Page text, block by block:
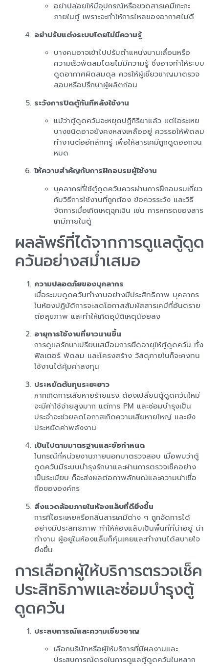
อย่าปล่อยให้มีอุปกรณ์หรือขวดสารเคมีเกะกะ
ภายในตู้ เพราะจะทำให้การไหลของอากาศไม่ดี
อย่าปรับแต่งระบบโดยไม่มีความรู้
บางคนอาจเข้าไปปรับตำแหน่งบานเลื่อนหรือ
ความเร็วพัดลมโดยไม่มีความรู้ ซึ่งอาจทำให้ระบบ
ดูดอากาศผิดสมดุล ควรให้ผู้เชี่ยวชาญมาตรวจ
สอบหรือปรึกษาผู้ผลิตก่อน
ระวังการปิดตู้ทันทีหลังใช้งาน
แม้ว่าตู้ดูดควันจะหยุดปฏิกิริยาแล้ว แต่ไอระเหย
บางชนิดอาจยังคงหลงเหลืออยู่ ควรรอให้พัดลม
ทำงานต่ออีกสักครู่ เพื่อให้สารเคมีถูกดูดออกจน
หมด
ให้ความสำคัญกับการฝึกอบรมผู้ใช้งาน
บุคลากรที่ใช้ตู้ดูดควันควรผ่านการฝึกอบรมเกี่ยว
กับวิธีการใช้งานที่ถูกต้อง ข้อควรระวัง และวิธี
จัดการเมื่อเกิดเหตุฉุกเฉิน เช่น การหกรดของสาร
เคมีภายในตู้
ผลลัพธ์ที่ได้จากการดูแลตู้ดูด
ควันอย่างสม่ำเสมอ
ความปลอดภัยของบุคลากร
เมื่อระบบดูดควันทำงานอย่างมีประสิทธิภาพ บุคลากร
ในห้องปฏิบัติการจะลดโอกาสสัมผัสสารเคมีที่อันตราย
ต่อสุขภาพ และทำให้เกิดอุบัติเหตุน้อยลง
อายุการใช้งานที่ยาวนานขึ้น
การดูแลรักษาเปรียบเสมือนการยืดอายุให้ตู้ดูดควัน ทั้ง
ฟิลเตอร์ พัดลม และโครงสร้าง วัสดุภายในก็จะคงทน
ใช้งานได้คุ้มค่าลงทุน
ประหยัดต้นทุนระยะยาว
หากเกิดการเสียหายร้ายแรง ต้องเปลี่ยนตู้ดูดควันใหม่
จะมีค่าใช้จ่ายสูงมาก แต่การ PM และซ่อมบำรุงเป็น
ประจำจะช่วยลดโอกาสเกิดความเสียหายใหญ่ และยัง
ประหยัดค่าพลังงาน
เป็นไปตามมาตรฐานและข้อกำหนด
ในกรณีที่หน่วยงานภายนอกมาตรวจสอบ เมื่อพบว่าตู้
ดูดควันมีระบบบำรุงรักษาและผ่านการตรวจเช็คอย่าง
เป็นระเบียบ ก็จะส่งผลต่อภาพลักษณ์และความน่าเชื่อ
ถือขององค์กร
สิ่งแวดล้อมภายในห้องแล็บที่ดียิ่งขึ้น
การที่ไอระเหยหรือกลิ่นสารเคมีต่าง ๆ ถูกจัดการได้
อย่างมีประสิทธิภาพ ทำให้ห้องแล็บเป็นพื้นที่ที่น่าอยู่ น่า
ทำงาน ผู้อยู่ในห้องแล็บก็คุ้นเคยและทำงานได้สบายใจ
ยิ่งขึ้น
การเลือกผู้ให้บริการตรวจเช็ค
ประสิทธิภาพและซ่อมบำรุงตู้
ดูดควัน
ประสบการณ์และความเชี่ยวชาญ
เลือกบริษัทหรือผู้ให้บริการที่มีผลงานและ
ประสบการณ์ตรงในการดูแลตู้ดูดควันในหลาก